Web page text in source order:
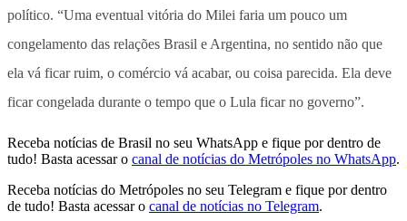
político. “Uma eventual vitória do Milei faria um pouco um
congelamento das relações Brasil e Argentina, no sentido não que
ela vá ficar ruim, o comércio vá acabar, ou coisa parecida. Ela deve
ficar congelada durante o tempo que o Lula ficar no governo”.
Receba notícias de Brasil no seu WhatsApp e fique por dentro de
tudo! Basta acessar o canal de notícias do Metrópoles no WhatsApp.
Receba notícias do Metrópoles no seu Telegram e fique por dentro
de tudo! Basta acessar o canal de notícias no Telegram.